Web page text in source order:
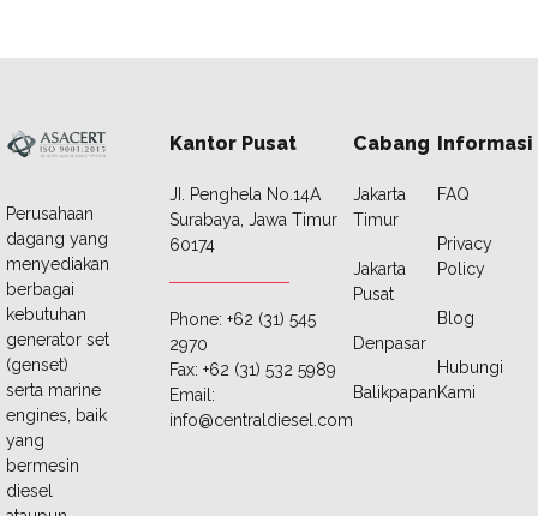
Perusahaan
dagang yang
menyediakan
berbagai
kebutuhan
generator set
(genset)
serta marine
engines, baik
yang
bermesin
diesel
Kantor Pusat
JI. Penghela No.14A
Surabaya, Jawa Timur
60174
Phone: +62 (31) 545
2970
Fax: +62 (31) 532 5989
Email:
info@centraldiesel.com
Cabang
Jakarta
Timur
Jakarta
Pusat
Denpasar
Balikpapan
Informasi
FAQ
Privacy
Policy
Blog
Hubungi
Kami